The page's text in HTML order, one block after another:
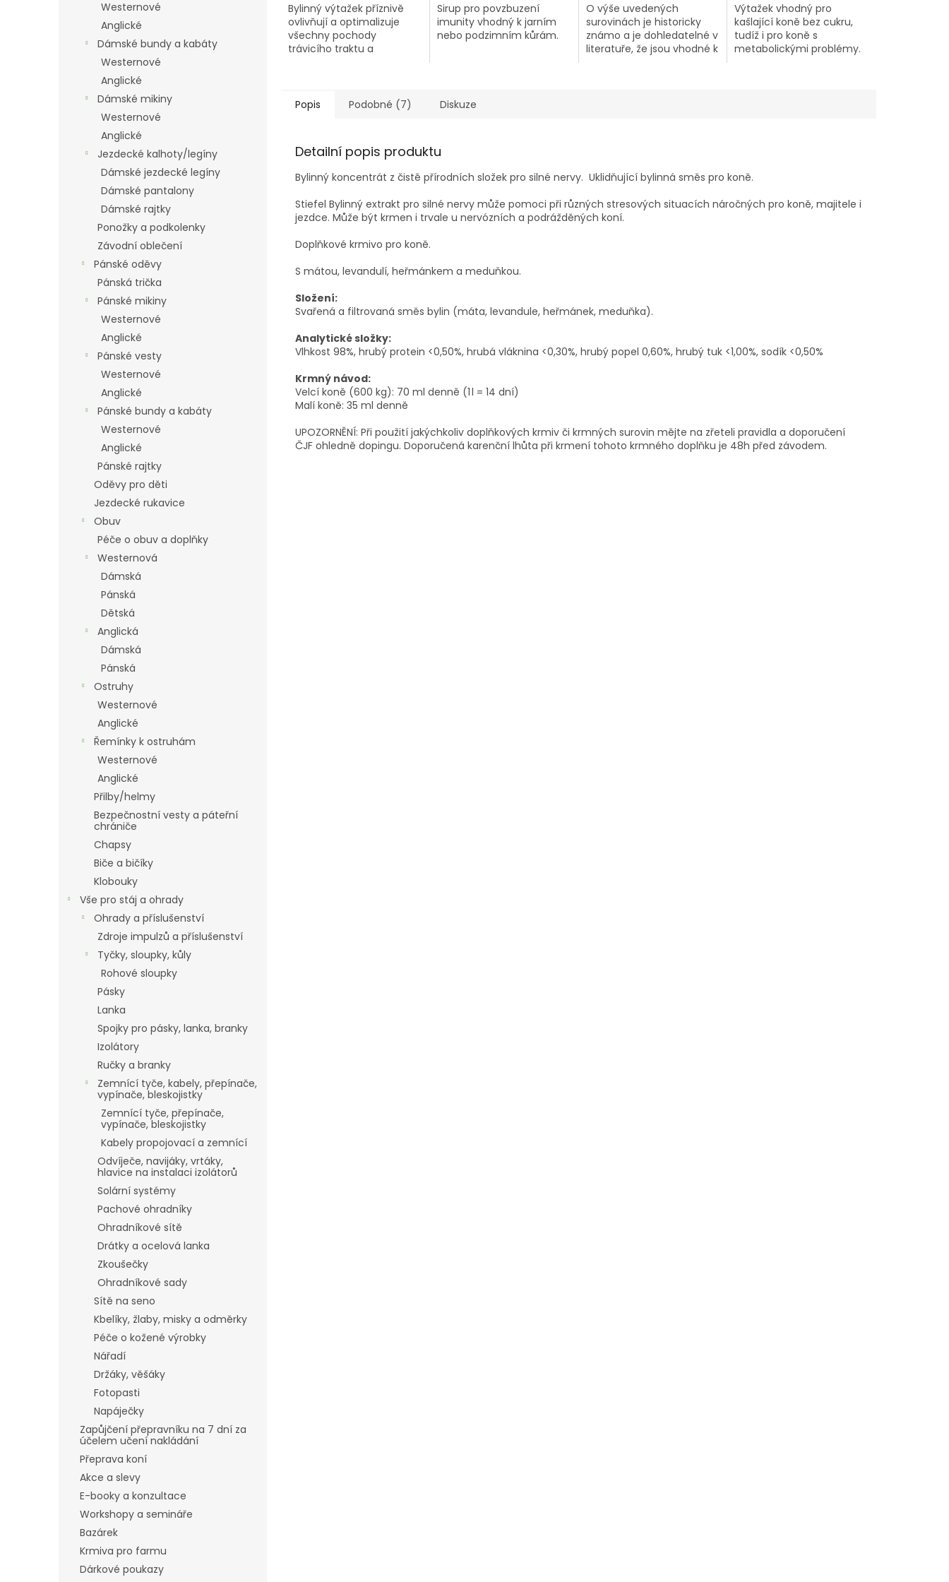
Westernové
Anglické
Dámské bundy a kabáty
Westernové
Anglické
Dámské mikiny
Westernové
Anglické
Jezdecké kalhoty/legíny
Dámské jezdecké legíny
Dámské pantalony
Dámské rajtky
Ponožky a podkolenky
Závodní oblečení
Pánské oděvy
Pánská trička
Pánské mikiny
Westernové
Anglické
Pánské vesty
Westernové
Anglické
Pánské bundy a kabáty
Westernové
Anglické
Pánské rajtky
Oděvy pro děti
Jezdecké rukavice
Obuv
Péče o obuv a doplňky
Westernová
Dámská
Pánská
Dětská
Anglická
Dámská
Pánská
Ostruhy
Westernové
Anglické
Řemínky k ostruhám
Westernové
Anglické
Přilby/helmy
Bezpečnostní vesty a páteřní
chrániče
Chapsy
Biče a bičíky
Klobouky
Vše pro stáj a ohrady
Ohrady a příslušenství
Zdroje impulzů a příslušenství
Tyčky, sloupky, kůly
Rohové sloupky
Pásky
Lanka
Spojky pro pásky, lanka, branky
Izolátory
Ručky a branky
Zemnící tyče, kabely, přepínače,
vypínače, bleskojistky
Zemnící tyče, přepínače,
vypínače, bleskojistky
Kabely propojovací a zemnící
Odvíječe, navijáky, vrtáky,
hlavice na instalaci izolátorů
Solární systémy
Pachové ohradníky
Ohradníkové sítě
Drátky a ocelová lanka
Zkoušečky
Ohradníkové sady
Sítě na seno
Kbelíky, žlaby, misky a odměrky
Péče o kožené výrobky
Nářadí
Držáky, věšáky
Fotopasti
Napáječky
Zapůjčení přepravníku na 7 dní za
účelem učení nakládání
Přeprava koní
Akce a slevy
E-booky a konzultace
Workshopy a semináře
Bazárek
Krmiva pro farmu
Dárkové poukazy
Bylinný výtažek příznivě
ovlivňují a optimalizuje
všechny pochody
trávicího traktu a
Sirup pro povzbuzení
imunity vhodný k jarním
nebo podzimním kůrám.
O výše uvedených
surovinách je historicky
známo a je dohledatelné v
literatuře, že jsou vhodné k
Výtažek vhodný pro
kašlající koně bez cukru,
tudíž i pro koně s
metabolickými problémy.
Popis Podobné (7) Diskuze
Detailní popis produktu
Bylinný koncentrát z čistě přírodních složek pro silné nervy. Uklidňující bylinná směs pro koně.
Stiefel Bylinný extrakt pro silné nervy může pomoci při různých stresových situacích náročných pro koně, majitele i
jezdce. Může být krmen i trvale u nervózních a podrážděných koní.
Doplňkové krmivo pro koně.
S mátou, levandulí, heřmánkem a meduňkou.
Složení:
Svařená a filtrovaná směs bylin (máta, levandule, heřmánek, meduňka).
Analytické složky:
Vlhkost 98%, hrubý protein <0,50%, hrubá vláknina <0,30%, hrubý popel 0,60%, hrubý tuk <1,00%, sodík <0,50%
Krmný návod:
Velcí koně (600 kg): 70 ml denně (1 l = 14 dní)
Malí koně: 35 ml denně
UPOZORNĚNÍ: Při použití jakýchkoliv doplňkových krmiv či krmných surovin mějte na zřeteli pravidla a doporučení
ČJF ohledně dopingu. Doporučená karenční lhůta při krmení tohoto krmného doplňku je 48h před závodem.